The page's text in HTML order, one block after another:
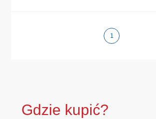
1
Gdzie kupić?